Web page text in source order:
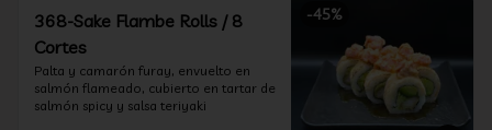
-45%
368-Sake Flambe Rolls / 8
Cortes
Palta y camarón furay, envuelto en
salmón flameado, cubierto en tartar de
salmón spicy y salsa teriyaki